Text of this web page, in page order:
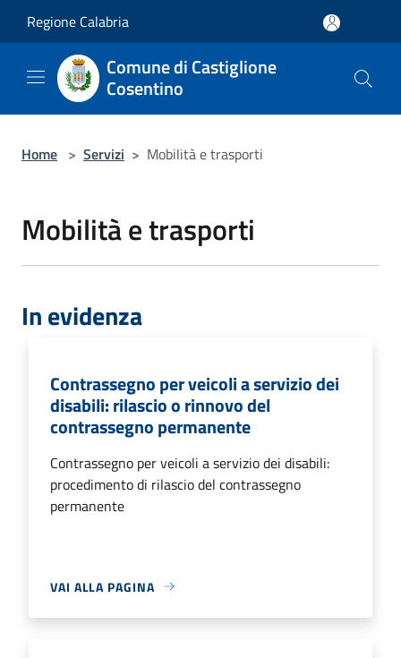
Regione Calabria
Comune di Castiglione
Cosentino
Home > Servizi > Mobilità e trasporti
Mobilità e trasporti
In evidenza
Contrassegno per veicoli a servizio dei
disabili: rilascio o rinnovo del
contrassegno permanente
Contrassegno per veicoli a servizio dei disabili:
procedimento di rilascio del contrassegno
permanente
VAI ALLA PAGINA